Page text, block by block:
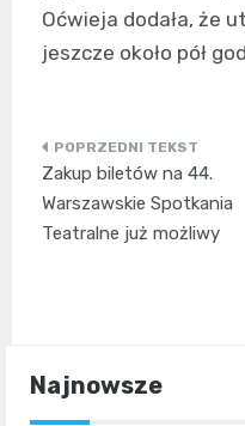
Oćwieja dodała, że
jeszcze około pół
Nawigacja
wpisu
Zakup biletów na 44.
Warszawskie Spotkania
Teatralne już możliwy
Najnowsze